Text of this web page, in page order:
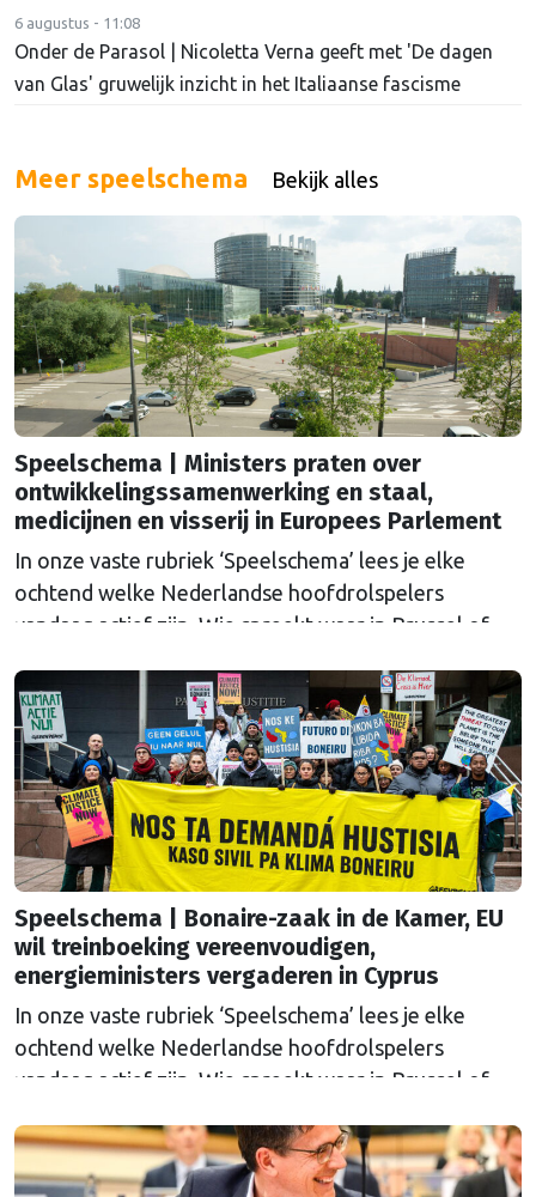
6 augustus - 11:08
Onder de Parasol | Nicoletta Verna geeft met 'De dagen
van Glas' gruwelijk inzicht in het Italiaanse fascisme
Meer speelschema Bekijk alles
Speelschema | Ministers praten over
ontwikkelingssamenwerking en staal,
medicijnen en visserij in Europees Parlement
In onze vaste rubriek ‘Speelschema’ lees je elke
ochtend welke Nederlandse hoofdrolspelers
vandaag actief zijn. Wie spreekt waar in Brussel of
agenda?
Speelschema | Bonaire-zaak in de Kamer, EU
wil treinboeking vereenvoudigen,
energieministers vergaderen in Cyprus
In onze vaste rubriek ‘Speelschema’ lees je elke
ochtend welke Nederlandse hoofdrolspelers
vandaag actief zijn. Wie spreekt waar in Brussel of
agenda?